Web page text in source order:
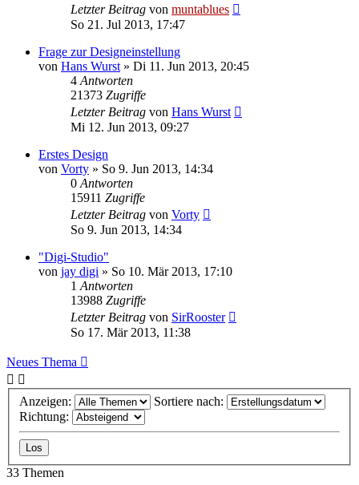
Letzter Beitrag von muntablues
So 21. Jul 2013, 17:47
Frage zur Designeinstellung
von Hans Wurst » Di 11. Jun 2013, 20:45
4 Antworten
21373 Zugriffe
Letzter Beitrag von Hans Wurst
Mi 12. Jun 2013, 09:27
Erstes Design
von Vorty » So 9. Jun 2013, 14:34
0 Antworten
15911 Zugriffe
Letzter Beitrag von Vorty
So 9. Jun 2013, 14:34
"Digi-Studio"
von jay digi » So 10. Mär 2013, 17:10
1 Antworten
13988 Zugriffe
Letzter Beitrag von SirRooster
So 17. Mär 2013, 11:38
Neues Thema
Anzeigen:
Sortiere nach:
Richtung:
33 Themen